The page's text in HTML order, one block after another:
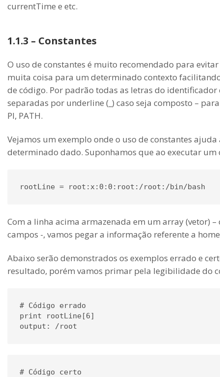
currentTime e etc.
1.1.3 – Constantes
O uso de constantes é muito recomendado para
muita coisa para um determinado contexto
de código. Por padrão todas as letras do identificador
separadas por underline (_) caso seja composto –
PI, PATH.
Vejamos um exemplo onde o uso de constantes
determinado dado. Suponhamos que ao executar
rootLine = root:x:0:0:root:/root:/bin/bash
Com a linha acima armazenada em um array (vetor)
campos -, vamos pegar a informação referente a
Abaixo serão demonstrados os exemplos errado e
resultado, porém vamos primar pela legibilidade do
# Código errado
print rootLine[6]
# Código certo